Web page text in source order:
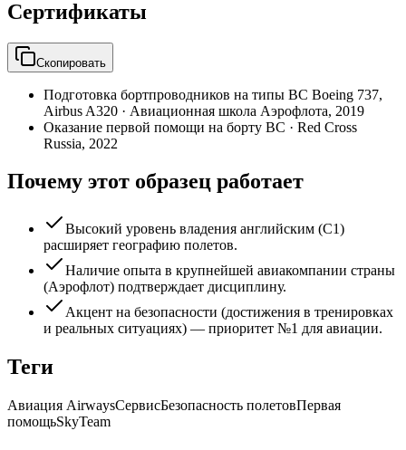
Сертификаты
Скопировать
Подготовка бортпроводников на типы ВС Boeing 737,
Airbus A320 · Авиационная школа Аэрофлота, 2019
Оказание первой помощи на борту ВС · Red Cross
Russia, 2022
Почему этот образец работает
Высокий уровень владения английским (С1)
расширяет географию полетов.
Наличие опыта в крупнейшей авиакомпании страны
(Аэрофлот) подтверждает дисциплину.
Акцент на безопасности (достижения в тренировках
и реальных ситуациях) — приоритет №1 для авиации.
Теги
Авиация AirwaysСервисБезопасность полетовПервая
помощьSkyTeam